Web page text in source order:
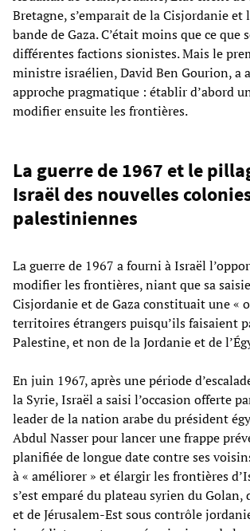
Bretagne, s’emparait de la Cisjordanie et
bande de Gaza. C’était moins que ce que
différentes factions sionistes. Mais le
ministre israélien, David Ben Gourion, a
approche pragmatique : établir d’abord
modifier ensuite les frontières.
La guerre de 1967 et le
Israël des nouvelles
palestiniennes
La guerre de 1967 a fourni à Israël
modifier les frontières, niant que sa
Cisjordanie et de Gaza constituait une «
territoires étrangers puisqu’ils faisaient
Palestine, et non de la Jordanie et de
En juin 1967, après une période
la Syrie, Israël a saisi l’occasion offerte
leader de la nation arabe du président
Abdul Nasser pour lancer une frappe
planifiée de longue date contre ses
à « améliorer » et élargir les frontières
s’est emparé du plateau syrien du
et de Jérusalem-Est sous contrôle